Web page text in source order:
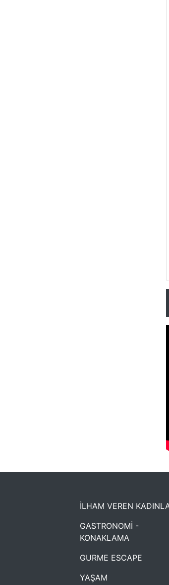
İLHAM VEREN
GASTRONOMİ -
KONAKLAMA
GURME ESCAPE
YAŞAM